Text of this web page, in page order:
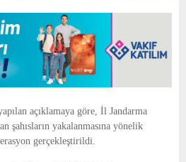
açıklamaya göre, İl Jandarma
şahısların yakalanmasına yönelik
gerçekleştirildi.